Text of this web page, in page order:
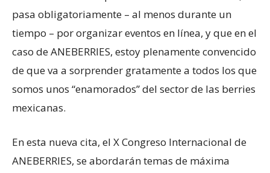
pasa obligatoriamente – al menos durante un
tiempo – por organizar eventos en línea, y que en el
caso de ANEBERRIES, estoy plenamente convencido
de que va a sorprender gratamente a todos los que
somos unos “enamorados” del sector de las berries
mexicanas.
En esta nueva cita, el X Congreso Internacional de
ANEBERRIES, se abordarán temas de máxima